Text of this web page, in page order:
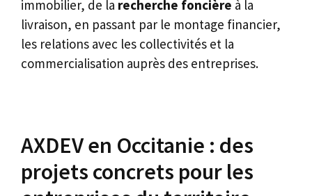
immobilier, de la recherche foncière à la
livraison, en passant par le montage financier,
les relations avec les collectivités et la
commercialisation auprès des entreprises.
AXDEV en Occitanie : des
projets concrets pour les